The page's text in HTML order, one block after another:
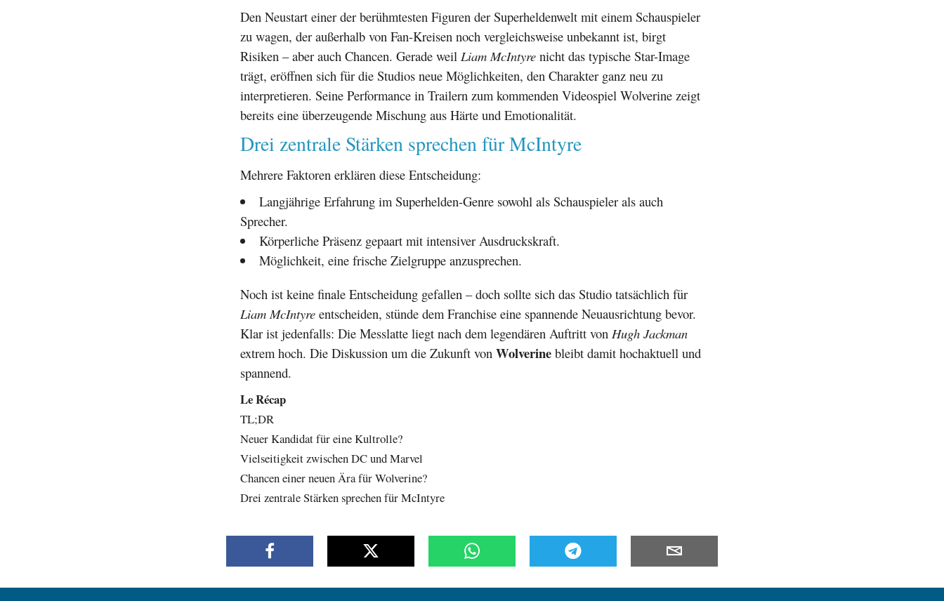
Den Neustart einer der berühmtesten Figuren der Superheldenwelt mit einem Schauspieler
zu wagen, der außerhalb von Fan-Kreisen noch vergleichsweise unbekannt ist, birgt
Risiken – aber auch Chancen. Gerade weil Liam McIntyre nicht das typische Star-Image
trägt, eröffnen sich für die Studios neue Möglichkeiten, den Charakter ganz neu zu
interpretieren. Seine Performance in Trailern zum kommenden Videospiel Wolverine zeigt
bereits eine überzeugende Mischung aus Härte und Emotionalität.
Drei zentrale Stärken sprechen für McIntyre
Mehrere Faktoren erklären diese Entscheidung:
Langjährige Erfahrung im Superhelden-Genre sowohl als Schauspieler als auch
Sprecher.
Körperliche Präsenz gepaart mit intensiver Ausdruckskraft.
Möglichkeit, eine frische Zielgruppe anzusprechen.
Noch ist keine finale Entscheidung gefallen – doch sollte sich das Studio tatsächlich für
Liam McIntyre entscheiden, stünde dem Franchise eine spannende Neuausrichtung bevor.
Klar ist jedenfalls: Die Messlatte liegt nach dem legendären Auftritt von Hugh Jackman
extrem hoch. Die Diskussion um die Zukunft von Wolverine bleibt damit hochaktuell und
spannend.
Le Récap
TL;DR
Neuer Kandidat für eine Kultrolle?
Vielseitigkeit zwischen DC und Marvel
Chancen einer neuen Ära für Wolverine?
Drei zentrale Stärken sprechen für McIntyre